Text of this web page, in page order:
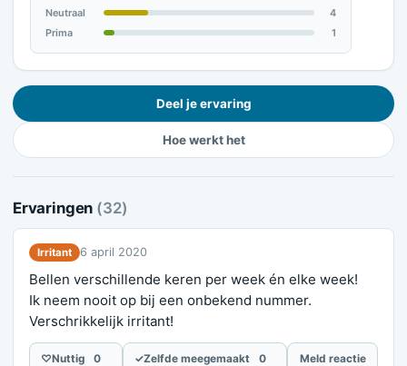
Neutraal
4
Prima
1
Deel je ervaring
Hoe werkt het
Ervaringen (32)
Irritant 6 april 2020
Bellen verschillende keren per week én elke week!
Ik neem nooit op bij een onbekend nummer.
Verschrikkelijk irritant!
♡Nuttig 0 ✓Zelfde meegemaakt 0 Meld reactie